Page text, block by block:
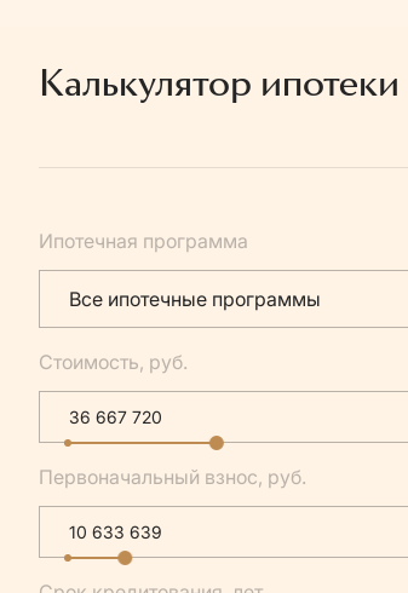
Калькулятор ипотеки
Ипотечная программа
Все ипотечные программы
Стоимость, руб.
Первоначальный взнос, руб.